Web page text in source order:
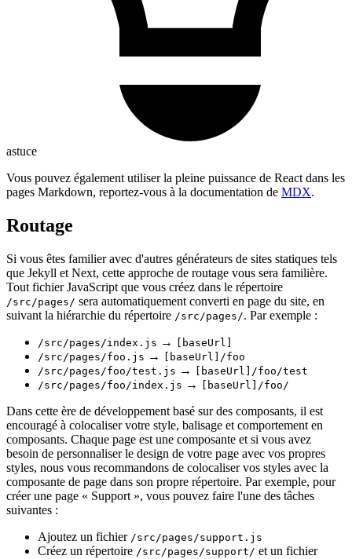
astuce
Vous pouvez également utiliser la pleine puissance de React dans les
pages Markdown, reportez-vous à la documentation de MDX.
Routage
Si vous êtes familier avec d'autres générateurs de sites statiques tels
que Jekyll et Next, cette approche de routage vous sera familière.
Tout fichier JavaScript que vous créez dans le répertoire
/src/pages/ sera automatiquement converti en page du site, en
suivant la hiérarchie du répertoire /src/pages/. Par exemple :
/src/pages/index.js →
[baseUrl]
/src/pages/foo.js →
[baseUrl]/foo
/src/pages/foo/test.js →
[baseUrl]/foo/test
/src/pages/foo/index.js → [baseUrl]/foo/
Dans cette ère de développement basé sur des composants, il est
encouragé à colocaliser votre style, balisage et comportement en
composants. Chaque page est une composante et si vous avez
besoin de personnaliser le design de votre page avec vos propres
styles, nous vous recommandons de colocaliser vos styles avec la
composante de page dans son propre répertoire. Par exemple, pour
créer une page « Support », vous pouvez faire l'une des tâches
suivantes :
Ajoutez un fichier /src/pages/support.js
Créez un répertoire /src/pages/support/ et un fichier